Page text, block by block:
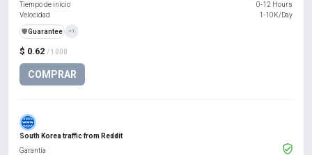
$ 0.62 / 1000
COMPRAR
Tiempo de inicio
0-12 Hours
Velocidad
1-10K/Day
️🛡️Guarantee +1
South Korea traffic from Reddit
Garantía